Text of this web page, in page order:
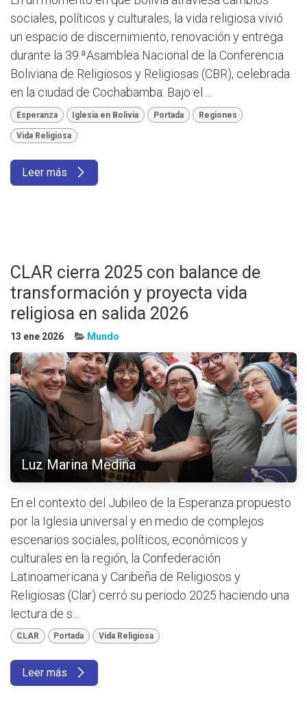
sociales, políticos y culturales, la vida religiosa vivió
un espacio de discernimiento, renovación y entrega
durante la 39.ªAsamblea Nacional de la Conferencia
Boliviana de Religiosos y Religiosas (CBR), celebrada
en la ciudad de Cochabamba. Bajo el ...
Esperanza Iglesia en Bolivia Portada Regiones
Vida Religiosa
Leer más
CLAR cierra 2025 con balance de
transformación y proyecta vida
religiosa en salida 2026
13 ene 2026 Mundo
Luz Marina Medina
En el contexto del Jubileo de la Esperanza propuesto
por la Iglesia universal y en medio de complejos
escenarios sociales, políticos, económicos y
culturales en la región, la Confederación
Latinoamericana y Caribeña de Religiosos y
Religiosas (Clar) cerró su periodo 2025 haciendo una
lectura de s...
CLAR Portada Vida Religiosa
Leer más